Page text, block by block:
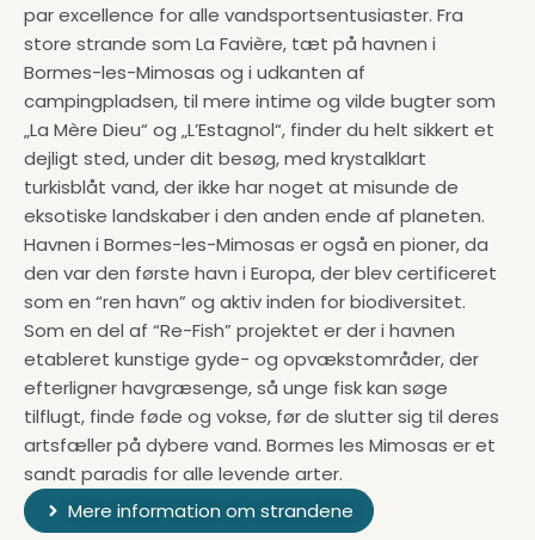
par excellence for alle vandsportsentusiaster. Fra
store strande som La Favière, tæt på havnen i
Bormes-les-Mimosas og i udkanten af
campingpladsen, til mere intime og vilde bugter som
„La Mère Dieu“ og „L’Estagnol“, finder du helt sikkert et
dejligt sted, under dit besøg, med krystalklart
turkisblåt vand, der ikke har noget at misunde de
eksotiske landskaber i den anden ende af planeten.
Havnen i Bormes-les-Mimosas er også en pioner, da
den var den første havn i Europa, der blev certificeret
som en “ren havn” og aktiv inden for biodiversitet.
Som en del af “Re-Fish” projektet er der i havnen
etableret kunstige gyde- og opvækstområder, der
efterligner havgræsenge, så unge fisk kan søge
tilflugt, finde føde og vokse, før de slutter sig til deres
artsfæller på dybere vand. Bormes les Mimosas er et
sandt paradis for alle levende arter.
Mere information om strandene